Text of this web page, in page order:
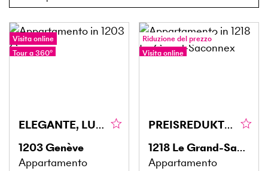
Visita online
Tour a 360°
ELEGANTE, LUMINOSO & RAFFINATO
1203Genève
Appartamento
Riduzione del prezzo
Visita online
PREISREDUKTION! UN'OPPORTUNITÀ RARA A GRAND-SACONNEX
1218 Le Grand-Saconnex
Appartamento